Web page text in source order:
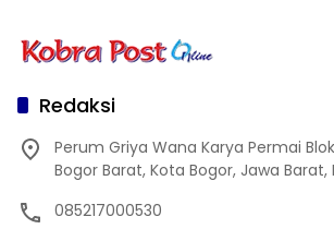
Redaksi
Perum Griya Wana Karya Permai Blok
Bogor Barat, Kota Bogor, Jawa Barat,
085217000530